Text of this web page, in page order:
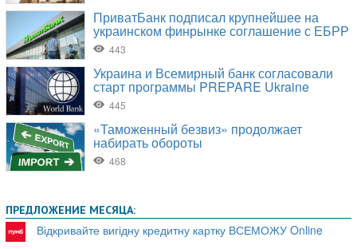
ПРЕДЛОЖЕНИЕ МЕСЯЦА:
Відкривайте вигідну кредитну картку ВСЕМОЖУ Online